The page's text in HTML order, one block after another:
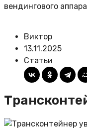
вендингового
Виктор
13.11.2025
Статьи